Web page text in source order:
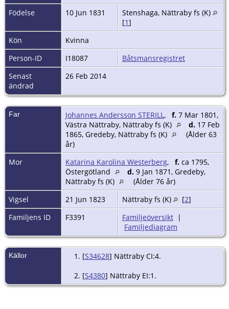
Födelse
10 Jun 1831
Stenshaga, Nättraby fs (K)
[1]
Kön
Kvinna
Person-ID
I18087
Båtsmansregistret
Senast
ändrad
26 Feb 2014
Far Johannes Andersson STERILL, f. 7 Mar 1801,
Västra Nättraby, Nättraby fs (K)
d. 17 Feb
1865, Gredeby, Nättraby fs (K)
(Ålder 63
år)
Mor
Katarina Karolina Westerberg, f. ca 1795,
Östergötland
d. 9 Jan 1871, Gredeby,
Nättraby fs (K)
(Ålder 76 år)
Vigsel
21 Jun 1823 Nättraby fs (K) [2]
Familjens ID
F3391 Familjeöversikt |
Familjediagram
Källor [S34628] Nättraby CI:4.
[S4380] Nättraby EI:1.